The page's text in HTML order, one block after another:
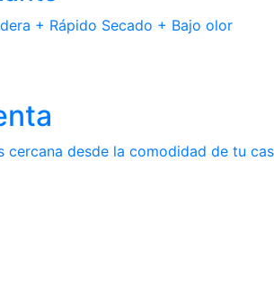
+ Rápido Secado + Bajo olor
cercana desde la comodidad de tu